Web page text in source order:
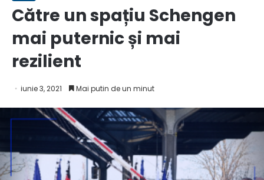
Către un spațiu Schengen
mai puternic și mai
rezilient
iunie 3, 2021 Mai putin de un minut